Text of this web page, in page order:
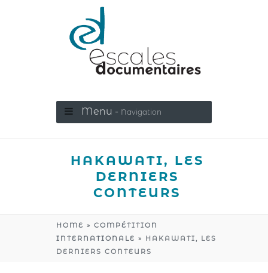
Menu - Navigation
HAKAWATI, LES
DERNIERS
CONTEURS
HOME » COMPÉTITION
INTERNATIONALE » HAKAWATI, LES
DERNIERS CONTEURS